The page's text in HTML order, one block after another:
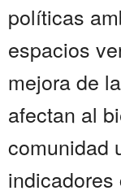
políticas
espacios
mejora de
afectan al
comunidad